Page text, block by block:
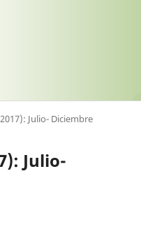
Julio- Diciembre
Julio-